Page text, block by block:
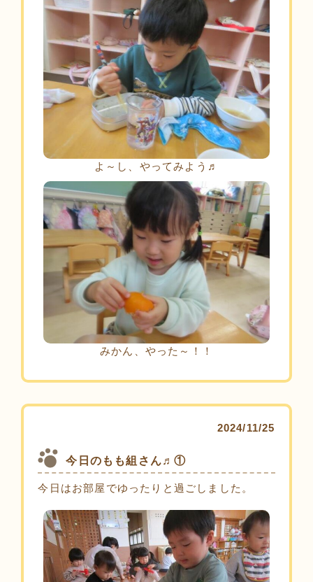
よ～し、やってみよう♬
みかん、やった～！！
2024/11/25
今日のもも組さん♬①
今日はお部屋でゆったりと過ごしました。